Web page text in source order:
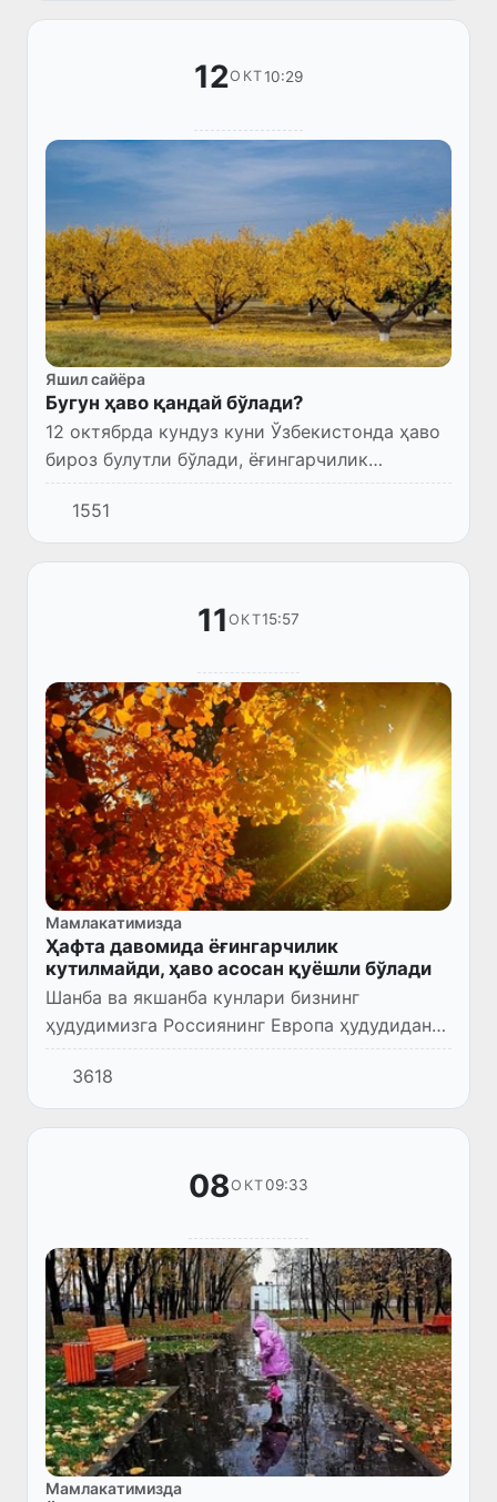
12ОКТ10:29
Яшил сайёра
Бугун ҳаво қандай бўлади?
12 октябрда кундуз куни Ўзбекистонда ҳаво
бироз булутли бўлади, ёғингарчилик
кутилмайди.
1551
11 ОКТ15:57
Мамлакатимизда
Ҳафта давомида ёғингарчилик
кутилмайди, ҳаво асосан қуёшли бўлади
Шанба ва якшанба кунлари бизнинг
ҳудудимизга Россиянинг Европа ҳудудидан
совуқ ва нам ҳаво массалари кириб келди.
Дам олиш кунлари республикамиз бўйича
биринчи куз ёмғири ёғди ва ҳ...
3618
08ОКТ09:33
Мамлакатимизда